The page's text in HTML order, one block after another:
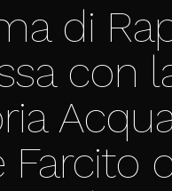
di
con
Farcito